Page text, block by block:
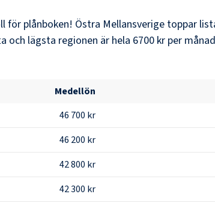
för plånboken! Östra Mellansverige toppar
och lägsta regionen är hela 6700 kr per
Medellön
46 700 kr
46 200 kr
42 800 kr
42 300 kr